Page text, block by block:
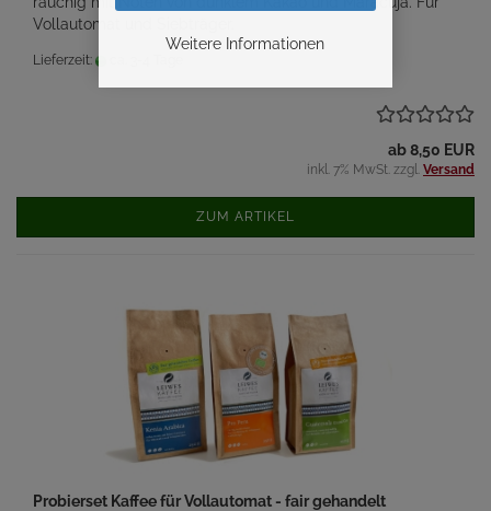
Weitere Informationen
Vollautomat und Siebträger.
Lieferzeit:
ab 8,50 EUR
inkl. 7% MwSt. zzgl. Versand
ZUM ARTIKEL
Probierset Kaffee für Vollautomat - fair gehandelt